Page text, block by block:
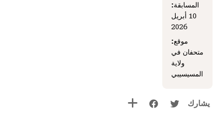
المسابقة:
10 أبريل
2026
موقع:
متحفان في
ولاية
المسيسيبي
يشارك